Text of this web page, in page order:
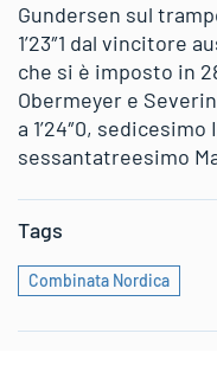
Gundersen sul
1’23″1 dal vincitore
che si è imposto in
Obermeyer e
a 1’24″0, sedicesimo
sessantatreesimo
Tags
Combinata Nordica